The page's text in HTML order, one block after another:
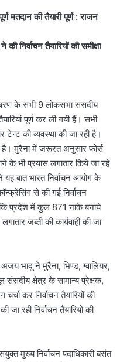
मतदान की तैयारी पूर्ण : राजन
निर्वाचन तैयारियों की समीक्षा
के सभी 9 लोकसभा संसदीय
पूर्ण कर ली गयी हैं। सभी
की व्यवस्था की जा रही है।
है। मुरैना में जरूरत अनुसार फोर्स
के भी प्रयास लगातार किये जा रहे
यह बात भारत निर्वाचन आयोग के
से की गई निर्वाचन
कि प्रदेश में कुल 871 नाके बनाये
जब्ती की कार्यवाही की जा
भादू ने मुरैना, भिण्ड, ग्वालियर,
संसदीय क्षेत्र के सामान्य प्रेक्षक,
कर निर्वाचन तैयारियों की
जा रही निर्वाचन तैयारियों की
मुख्य निर्वाचन पदाधिकारी बसंत